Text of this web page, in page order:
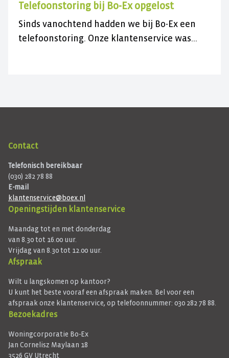
Telefoonstoring bij Bo-Ex opgelost
Sinds vanochtend hadden we bij Bo-Ex een
telefoonstoring. Onze klantenservice was
Contact
Telefonisch bereikbaar
(030) 282 78 88
E-mail
klantenservice@boex.nl
Openingstijden klantenservice
Maandag tot en met donderdag
van 8.30 tot 16.00 uur.
Vrijdag van 8.30 tot 12.00 uur.
Afspraak
Wilt u langskomen op kantoor?
U kunt het beste vooraf een afspraak maken. Bel voor een
afspraak onze klantenservice, op telefoonnummer: 030 282 78 88.
Bezoekadres
Woningcorporatie Bo-Ex
Jan Cornelisz Maylaan 18
3526 GV Utrecht